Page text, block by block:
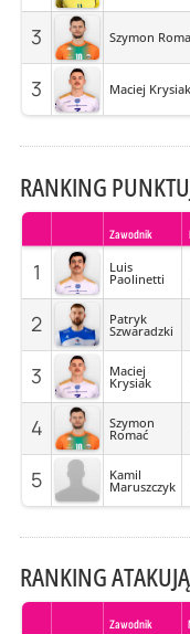
3
Szymon
3
Maciej Krysiak
RANKING
Zawodnik
1 Luis
Paolinetti
2
Patryk
Szwaradzki
3
Maciej
Krysiak
4
Szymon
Romać
5
Kamil
Maruszczyk
RANKING
Zawodnik